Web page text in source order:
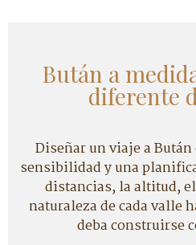
Bután a
diferente
Diseñar un viaje a
sensibilidad y una
distancias, la altitud,
naturaleza de cada valle
deba construirse